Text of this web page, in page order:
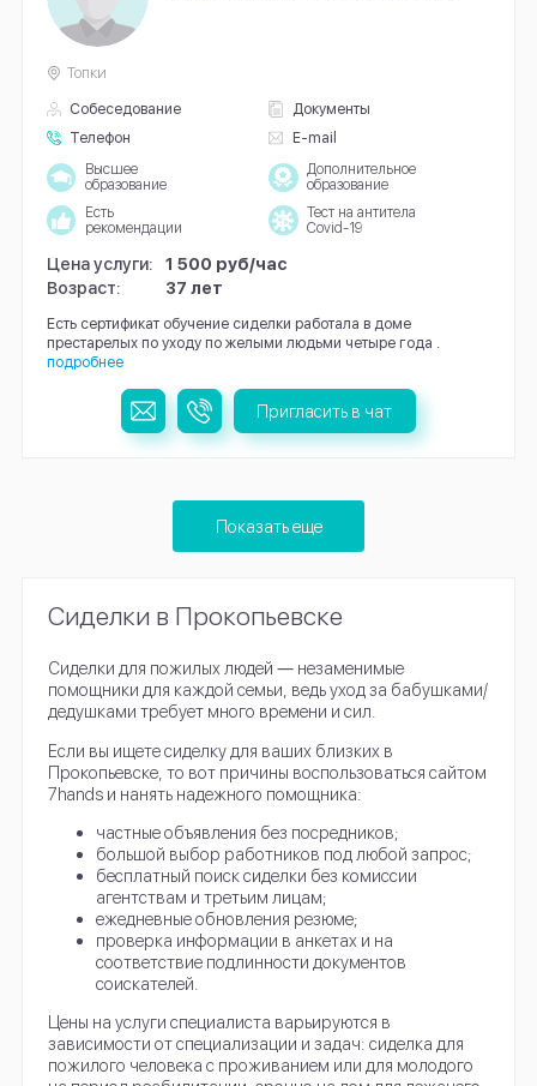
Собеседование
Документы
Телефон
E-mail
Топки
Высшее
образование
Дополнительное
образование
Есть
рекомендации
Тест на антитела
Covid-19
Цена услуги:
1 500 руб/час
Возраст:
37 лет
Есть сертификат обучение сиделки работала в доме
престарелых по уходу по желыми людьми четыре года .
подробнее
Пригласить в чат
Показать еще
Сиделки в Прокопьевске
Сиделки для пожилых людей ― незаменимые
помощники для каждой семьи, ведь уход за бабушками/
дедушками требует много времени и сил.
Если вы ищете сиделку для ваших близких в
Прокопьевске, то вот причины воспользоваться сайтом
7hands и нанять надежного помощника:
частные объявления без посредников;
большой выбор работников под любой запрос;
бесплатный поиск сиделки без комиссии
агентствам и третьим лицам;
ежедневные обновления резюме;
проверка информации в анкетах и на
соответствие подлинности документов
соискателей.
Цены на услуги специалиста варьируются в
зависимости от специализации и задач: сиделка для
пожилого человека с проживанием или для молодого